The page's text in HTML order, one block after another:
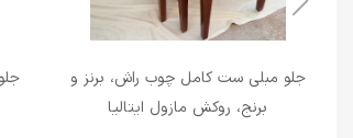
جلو مبلی ست کامل چوب راش، برنز و
برنج، روکش مازول ایتالیا